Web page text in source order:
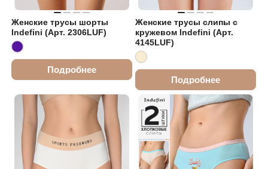
Женские трусы шорты
Indefini (Арт. 2306LUF)
Подробнее
Женские трусы слипы с
кружевом Indefini (Арт.
4145LUF)
Подробнее